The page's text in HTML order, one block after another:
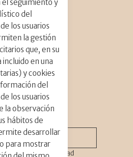
187
273
política privacidad
seguimiento y
del
los usuarios
la gestión
que, en su
en una
y cookies
del
los usuarios
la observación
hábitos de
desarrollar
para mostrar